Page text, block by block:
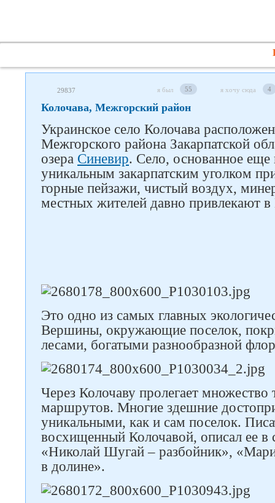
29837 я был 55 я хочу сюда 4
Колочава, Межгорский район
Украинское село Колочава
Межгорского района Закарпатской
озера Синевир. Село, основанное еще
уникальным закарпатским уголком
горные пейзажи, чистый воздух,
местных жителей давно привлекают в
Это одно из самых главных
Вершины, окружающие поселок,
лесами, богатыми разнообразной
Через Колочаву пролегает множество
маршрутов. Многие здешние
уникальными, как и сам поселок.
восхищенный Колочавой, описал ее в
«Николай Шугай – разбойник»,
в долине».